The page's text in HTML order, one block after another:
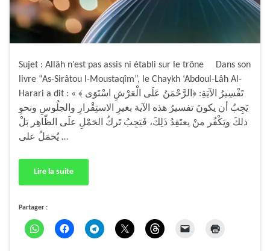
Sujet : Allâh n’est pas assis ni établi sur le trône Dans son
livre “As-Sirâtou l-Moustaqîm”, le Chaykh ‘Abdoul-Lâh Al-
Harari a dit : « تَفْسِيرُ الآيَةِ: ﴿الرَّحْمَنُ عَلَى الْعَرْشِ اسْتَوَى ﴾
يَجِبُ أن يكونَ تفسيرُ هذه الآية بغيرِ الاستِقْرارِ والجلُوسِ ونحوِ
ذلكَ ويَكْفُر منْ يعتَقِدُ ذَلِكَ، فَيَجِبُ تَركُ الحَمْلِ علَى الظّاهِر بَلْ
يُحمَلُ على …
Lire la suite
Partager :